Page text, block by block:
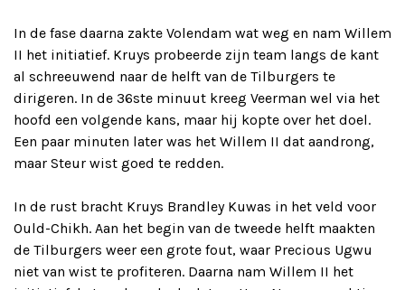
In de fase daarna zakte Volendam wat weg en nam Willem
II het initiatief. Kruys probeerde zijn team langs de kant
al schreeuwend naar de helft van de Tilburgers te
dirigeren. In de 36ste minuut kreeg Veerman wel via het
hoofd een volgende kans, maar hij kopte over het doel.
Een paar minuten later was het Willem II dat aandrong,
maar Steur wist goed te redden.
In de rust bracht Kruys Brandley Kuwas in het veld voor
Ould-Chikh. Aan het begin van de tweede helft maakten
de Tilburgers weer een grote fout, waar Precious Ugwu
niet van wist te profiteren. Daarna nam Willem II het